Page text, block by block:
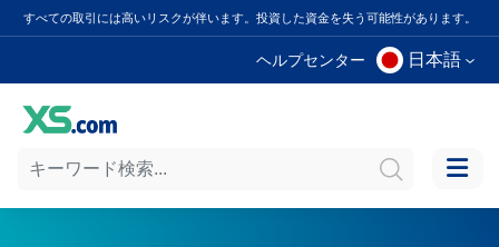
すべての取引には高いリスクが伴います。投資した資金を失う可能性があります。
ヘルプセンター 日本語